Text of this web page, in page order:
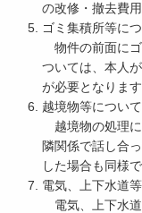
の改修・撤去費
ゴミ集積所等に
物件の前面にゴ
ついては、本人
が必要となります
越境物等について
越境物の処理
隣関係で話し合
した場合も同様で
電気、上下水道
電気、上下水道